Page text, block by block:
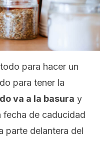
para hacer un
para tener la
va a la basura y
fecha de caducidad
parte delantera del